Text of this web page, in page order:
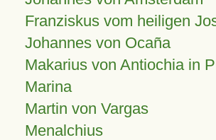
Franziskus vom heiligen
Johannes von Ocaña
Makarius von Antiochia in
Marina
Martin von Vargas
Menalchius